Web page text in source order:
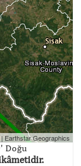
| Earthstar Geographics
Doğu